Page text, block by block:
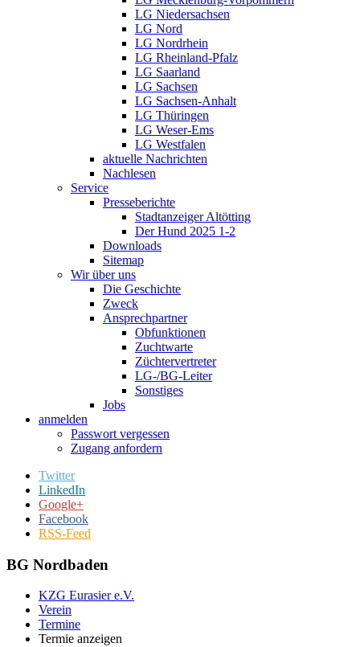
LG Niedersachsen
LG Nord
LG Nordrhein
LG Rheinland-Pfalz
LG Saarland
LG Sachsen
LG Sachsen-Anhalt
LG Thüringen
LG Weser-Ems
LG Westfalen
aktuelle Nachrichten
Nachlesen
Service
Presseberichte
Stadtanzeiger Altötting
Der Hund 2025 1-2
Downloads
Sitemap
Wir über uns
Die Geschichte
Zweck
Ansprechpartner
Obfunktionen
Zuchtwarte
Züchtervertreter
LG-/BG-Leiter
Sonstiges
Jobs
anmelden
Passwort vergessen
Zugang anfordern
Twitter
LinkedIn
Google+
Facebook
RSS-Feed
BG Nordbaden
KZG Eurasier e.V.
Verein
Termine
Termie anzeigen